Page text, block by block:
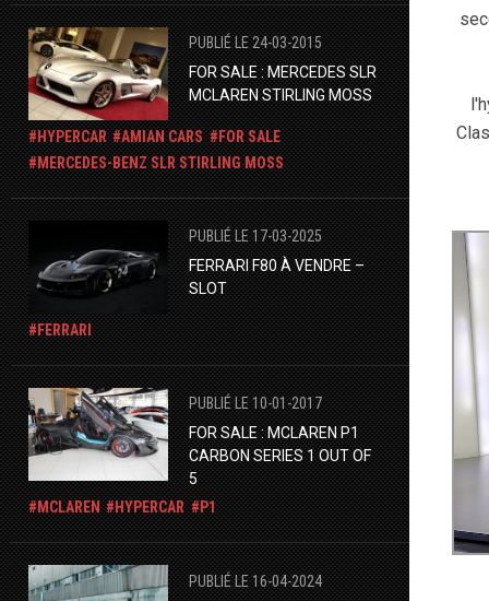
PUBLIÉ LE 24-03-2015
FOR SALE : MERCEDES SLR
MCLAREN STIRLING MOSS
HYPERCAR AMIAN CARS
FOR SALE
​MERCEDES-BENZ SLR STIRLING MOSS
PUBLIÉ LE 17-03-2025
​FERRARI F80 À VENDRE –
SLOT
FERRARI
PUBLIÉ LE 10-01-2017
FOR SALE : MCLAREN P1
CARBON SERIES 1 OUT OF
5
MCLAREN
HYPERCAR P1
PUBLIÉ LE 16-04-2024